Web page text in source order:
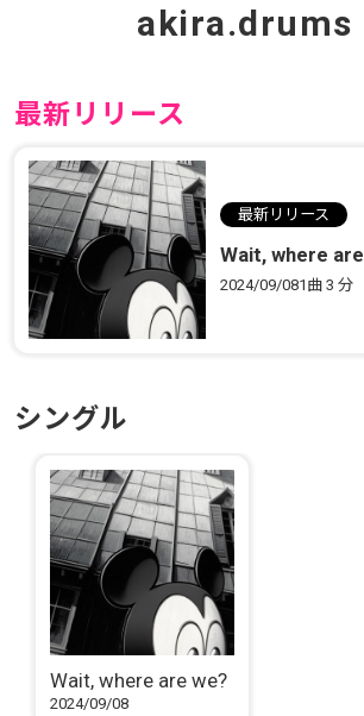
akira.drums
最新リリース
最新リリース
Wait, where
2024/09/081曲3 分
シングル
Wait, where are we?
2024/09/08